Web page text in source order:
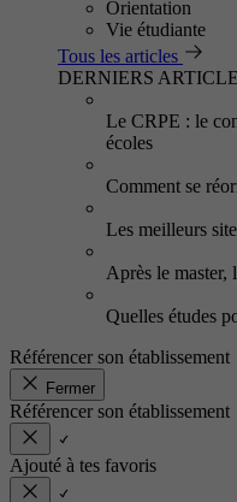
Orientation
Vie étudiante
Tous les articles
DERNIERS
Le CRPE : le
écoles
Comment se
Les meilleurs
Après le
Quelles études
Référencer son établissement
Fermer
Référencer son établissement
Ajouté à tes favoris